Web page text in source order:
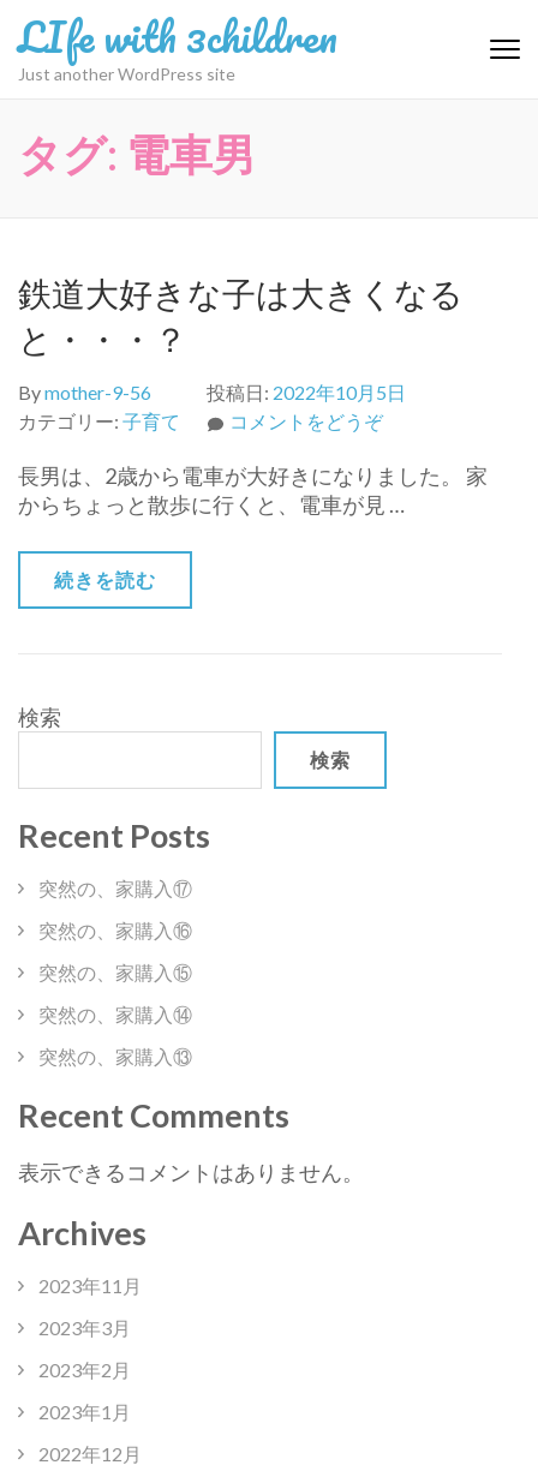
ン
(Enter
す)
LIfe with 3children
Just another WordPress site
タグ: 電車男
鉄道大好きな子は大きくなる
と・・・？
Bymother-9-56 投稿日: 2022年10月5日
カテゴリー: 子育て コメントをどうぞ(鉄
大
好
な
と・・・？)
長男は、2歳から電車が大好きになりました。 家
からちょっと散歩に行くと、電車が見 …
続きを読む
検索
検索
Recent Posts
突然の、家購入⑰
突然の、家購入⑯
突然の、家購入⑮
突然の、家購入⑭
突然の、家購入⑬
Recent Comments
表示できるコメントはありません。
Archives
2023年11月
2023年3月
2023年2月
2023年1月
2022年12月